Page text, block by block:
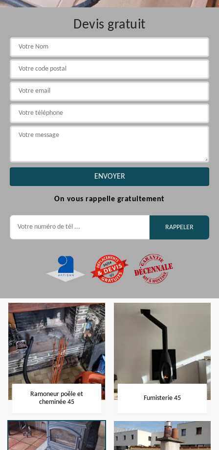
Devis gratuit
On vous rappelle gratuitement
Ramoneur poêle et
cheminée 45
Fumisterie 45